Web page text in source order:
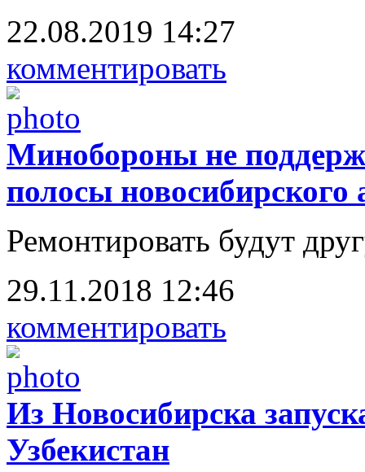
22.08.2019 14:27
комментировать
Минобороны не
полосы новосибирского
Ремонтировать будут
29.11.2018 12:46
комментировать
Из Новосибирска
Узбекистан